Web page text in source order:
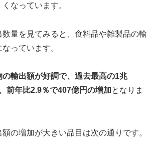
なっています。
量を見てみると、食料品や雑製品の輸
っています。
の輸出額が好調で、過去最高の1兆
前年比2.9％で407億円の増加となりま
の増加が大きい品目は次の通りです。